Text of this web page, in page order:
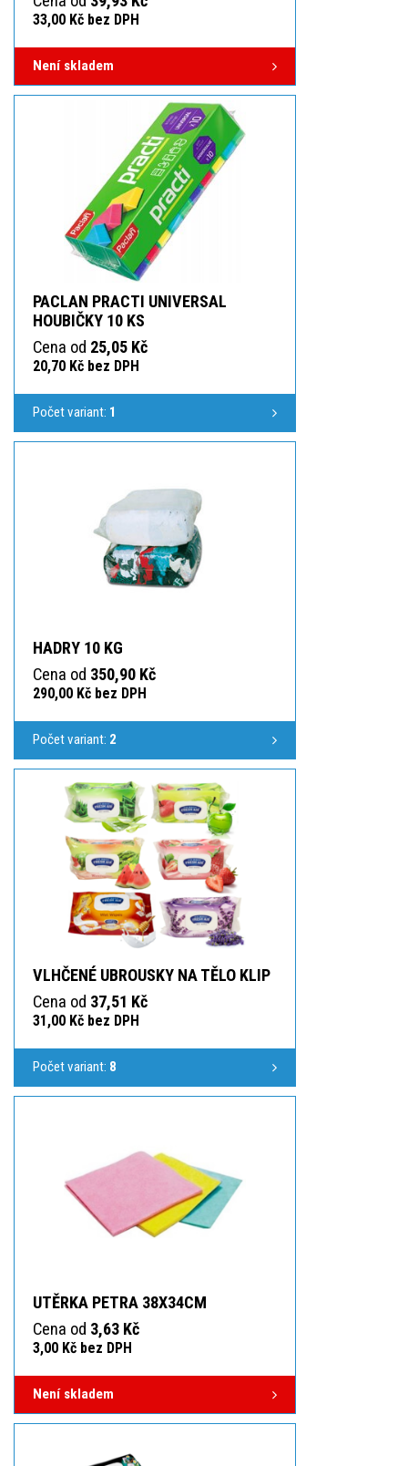
33,00 Kč bez DPH
Není skladem
PACLAN PRACTI UNIVERSAL
HOUBIČKY 10 KS
Cena od 25,05 Kč
20,70 Kč bez DPH
Počet variant: 1
HADRY 10 KG
Cena od 350,90 Kč
290,00 Kč bez DPH
Počet variant: 2
VLHČENÉ UBROUSKY NA TĚLO KLIP
Cena od 37,51 Kč
31,00 Kč bez DPH
Počet variant: 8
UTĚRKA PETRA 38X34CM
Cena od 3,63 Kč
3,00 Kč bez DPH
Není skladem